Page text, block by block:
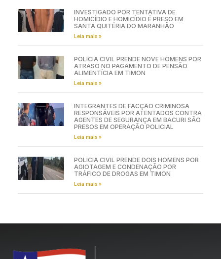
INVESTIGADO POR TENTATIVA DE
HOMICÍDIO E HOMICÍDIO É PRESO EM
SANTA QUITÉRIA DO MARANHÃO
Leia mais »
POLÍCIA CIVIL PRENDE NOVE HOMENS POR
ATRASO NO PAGAMENTO DE PENSÃO
ALIMENTÍCIA EM TIMON
Leia mais »
INTEGRANTES DE FACÇÃO CRIMINOSA
RESPONSÁVEIS POR ATENTADOS CONTRA
AGENTES DE SEGURANÇA EM BACURI SÃO
PRESOS EM OPERAÇÃO POLICIAL
Leia mais »
POLÍCIA CIVIL PRENDE DOIS HOMENS POR
AGIOTAGEM E CONDENAÇÃO POR
TRÁFICO DE DROGAS EM TIMON
Leia mais »